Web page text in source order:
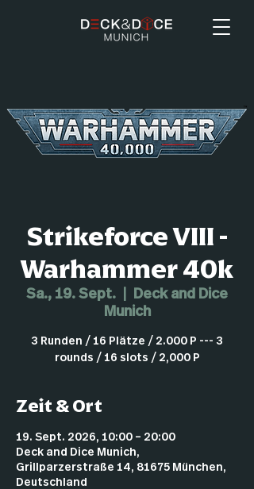
Strikeforce VIII -
Warhammer 40k
Sa., 19. Sept.
Deck and Dice
Munich
3 Runden / 16 Plätze / 2.000 P --- 3
rounds / 16 slots / 2,000 P
Zeit & Ort
19. Sept. 2026, 10:00 – 20:00
Deck and Dice Munich,
Grillparzerstraße 14, 81675 München,
Deutschland